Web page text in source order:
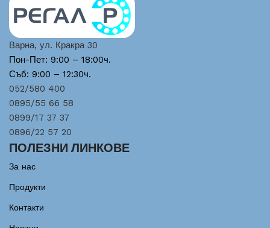
Варна, ул. Кракра 30
Пон-Пет: 9:00 – 18:00ч.
Съб: 9:00 – 12:30ч.
052/580 400
0895/55 66 58
0899/17 37 37
0896/22 57 20
ПОЛЕЗНИ ЛИНКОВЕ
За нас
Продукти
Контакти